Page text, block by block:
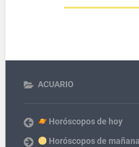
ACUARIO
Horóscopos de hoy
Horóscopos de mañana